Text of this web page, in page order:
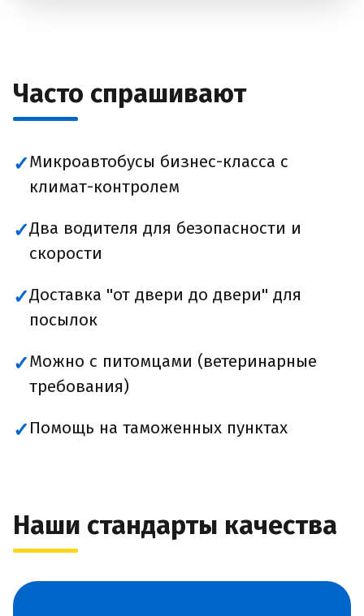
Часто спрашивают
✓Микроавтобусы бизнес-класса с
климат-контролем
✓Два водителя для безопасности и
скорости
✓Доставка "от двери до двери" для
посылок
✓Можно с питомцами (ветеринарные
требования)
✓ Помощь на таможенных пунктах
Наши стандарты качества